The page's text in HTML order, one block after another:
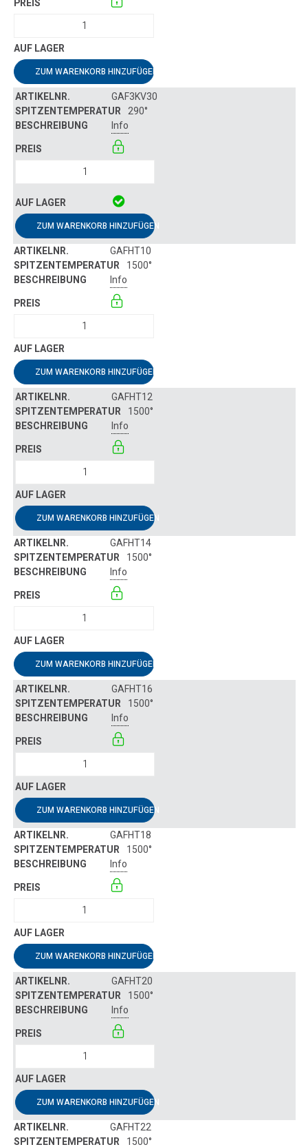
ZUM WARENKORB HINZUFÜGEN
GAF3KV30
290°
Info
ZUM WARENKORB HINZUFÜGEN
GAFHT10
1500°
Info
ZUM WARENKORB HINZUFÜGEN
GAFHT12
1500°
Info
ZUM WARENKORB HINZUFÜGEN
GAFHT14
1500°
Info
ZUM WARENKORB HINZUFÜGEN
GAFHT16
1500°
Info
ZUM WARENKORB HINZUFÜGEN
GAFHT18
1500°
Info
ZUM WARENKORB HINZUFÜGEN
GAFHT20
1500°
Info
ZUM WARENKORB HINZUFÜGEN
GAFHT22
1500°